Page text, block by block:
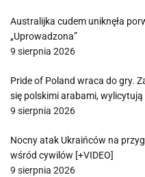
Australijka cudem uniknęła
„Uprowadzona”
9 sierpnia 2026
Pride of Poland wraca do gry.
się polskimi arabami,
9 sierpnia 2026
Nocny atak Ukraińców na
wśród cywilów [+VIDEO]
9 sierpnia 2026